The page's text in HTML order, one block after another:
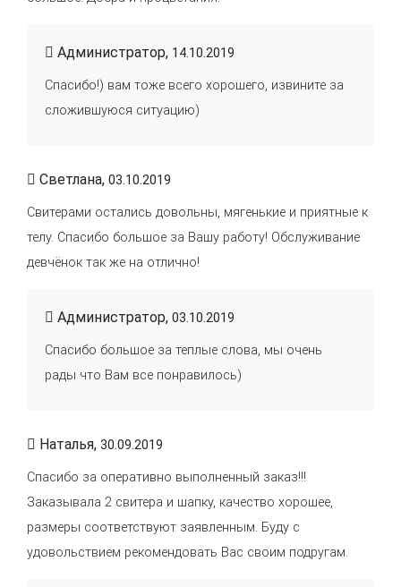
Администратор, 14.10.2019
Спасибо!) вам тоже всего хорошего, извините за
сложившуюся ситуацию)
Светлана, 03.10.2019
Свитерами остались довольны, мягенькие и приятные к
телу. Спасибо большое за Вашу работу! Обслуживание
девчёнок так же на отлично!
Администратор, 03.10.2019
Спасибо большое за теплые слова, мы очень
рады что Вам все понравилось)
Наталья, 30.09.2019
Спасибо за оперативно выполненный заказ!!!
Заказывала 2 свитера и шапку, качество хорошее,
размеры соответствуют заявленным. Буду с
удовольствием рекомендовать Вас своим подругам.